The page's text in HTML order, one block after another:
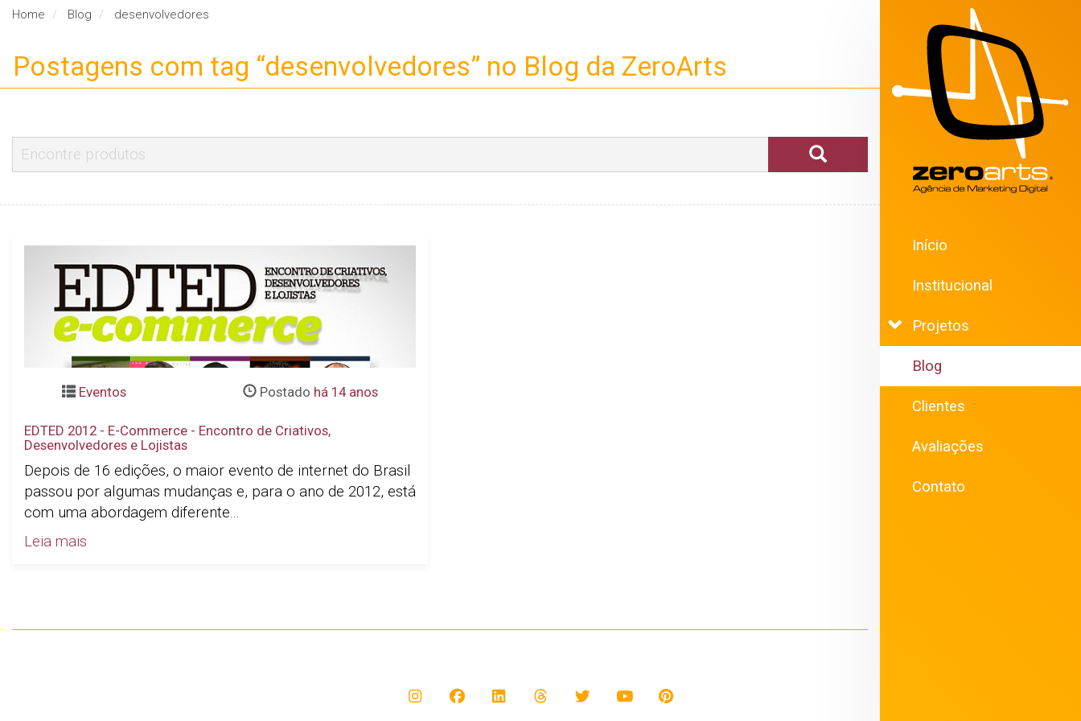
Início
Institucional
Projetos
Blog
Clientes
Avaliações
Contato
Home Blog desenvolvedores
Postagens com tag “desenvolvedores” no Blog da ZeroArts
Eventos Postado há 14 anos
EDTED 2012 - E-Commerce - Encontro de Criativos,
Desenvolvedores e Lojistas
Depois de 16 edições, o maior evento de internet do Brasil
passou por algumas mudanças e, para o ano de 2012, está
com uma abordagem diferente...
Leia mais